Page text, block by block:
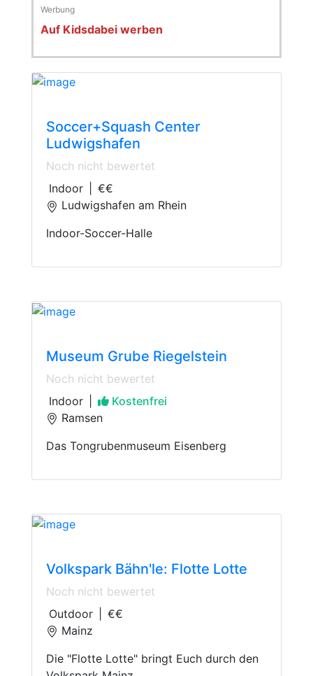
Auf Kidsdabei werben
Soccer+Squash Center
Ludwigshafen
Noch nicht bewertet
Indoor
€€
Ludwigshafen am Rhein
Indoor-Soccer-Halle
Museum Grube Riegelstein
Noch nicht bewertet
Indoor
Kostenfrei
Ramsen
Das Tongrubenmuseum Eisenberg
Volkspark Bähn'le: Flotte Lotte
Noch nicht bewertet
Outdoor
€€
Mainz
Die "Flotte Lotte" bringt Euch durch den